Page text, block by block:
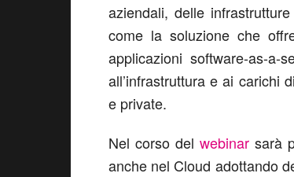
aziendali, delle
come la soluzione che
applicazioni software-as-a-
all’infrastruttura e ai carichi
e private.
Nel corso del webinar sarà
anche nel Cloud adottando